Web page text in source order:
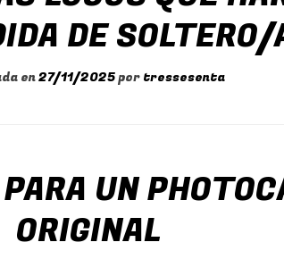
DE SOLTERO/
en27/11/2025portressesenta
UN
ORIGINAL